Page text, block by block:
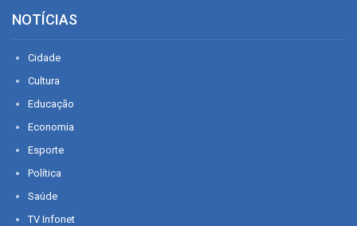
NOTÍCIAS
Cidade
Cultura
Educação
Economia
Esporte
Política
Saúde
TV Infonet